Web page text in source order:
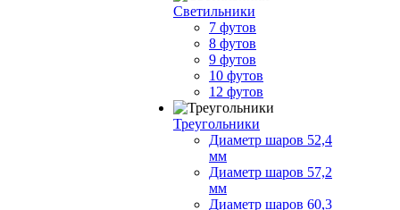
Светильники
7 футов
8 футов
9 футов
10 футов
12 футов
Треугольники
Диаметр шаров 52,4
мм
Диаметр шаров 57,2
мм
Диаметр шаров 60,3